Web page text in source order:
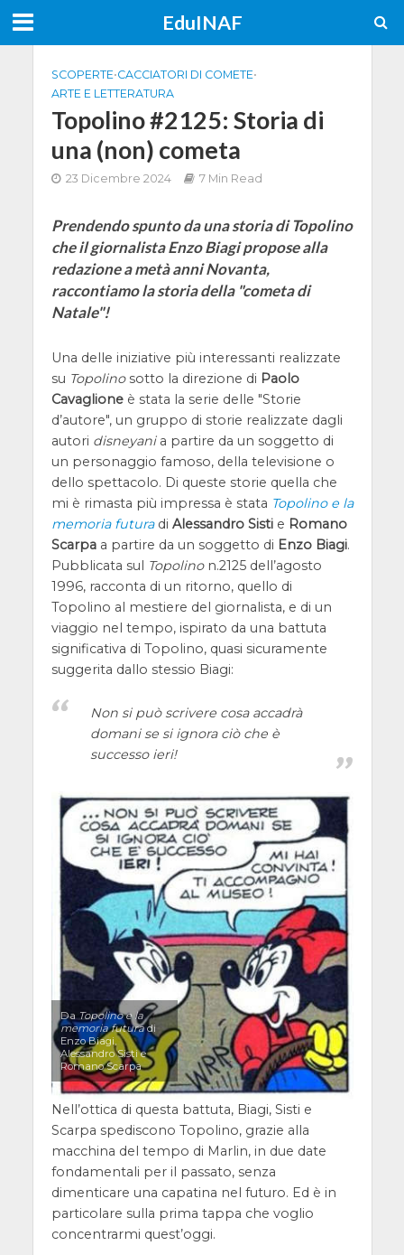
EduINAF
SCOPERTE•CACCIATORI DI COMETE•
ARTE E LETTERATURA
Topolino #2125: Storia di
una (non) cometa
23 Dicembre 2024 7 Min Read
Prendendo spunto da una storia di Topolino
che il giornalista Enzo Biagi propose alla
redazione a metà anni Novanta,
raccontiamo la storia della "cometa di
Natale"!
Una delle iniziative più interessanti realizzate
su Topolinosotto la direzione di Paolo
Cavaglioneè stata la serie delle "Storie
d’autore", un gruppo di storie realizzate dagli
autori disneyania partire da un soggetto di
un personaggio famoso, della televisione o
dello spettacolo. Di queste storie quella che
mi è rimasta più impressa è stata Topolino e la
memoria futuradi Alessandro Sistie Romano
Scarpaa partire da un soggetto di Enzo Biagi.
Pubblicata sul Topolinon.2125 dell’agosto
1996, racconta di un ritorno, quello di
Topolino al mestiere del giornalista, e di un
viaggio nel tempo, ispirato da una battuta
significativa di Topolino, quasi sicuramente
suggerita dallo stessio Biagi:
Non si può scrivere cosa accadrà
domani se si ignora ciò che è
successo ieri!
DaTopolino e la
memoria futuradi
Enzo Biagi,
Alessandro Sisti e
Romano Scarpa
Nell’ottica di questa battuta, Biagi, Sisti e
Scarpa spediscono Topolino, grazie alla
macchina del tempo di Marlin, in due date
fondamentali per il passato, senza
dimenticare una capatina nel futuro. Ed è in
particolare sulla prima tappa che voglio
concentrarmi quest’oggi.